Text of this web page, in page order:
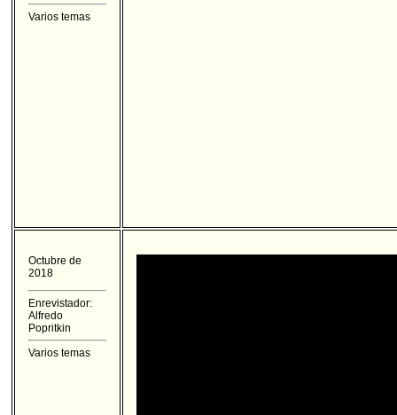
Varios temas
Octubre de
2018
Enrevistador:
Alfredo
Popritkin
Varios temas